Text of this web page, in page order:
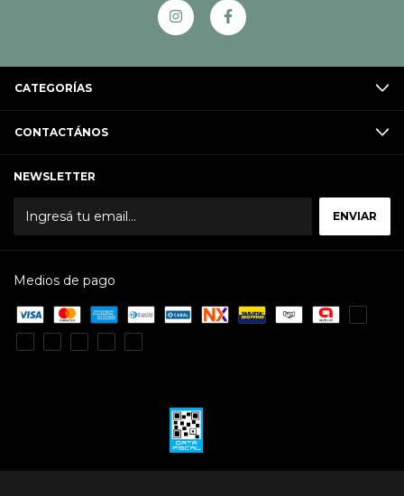
CATEGORÍAS
CONTACTÁNOS
NEWSLETTER
Medios de pago